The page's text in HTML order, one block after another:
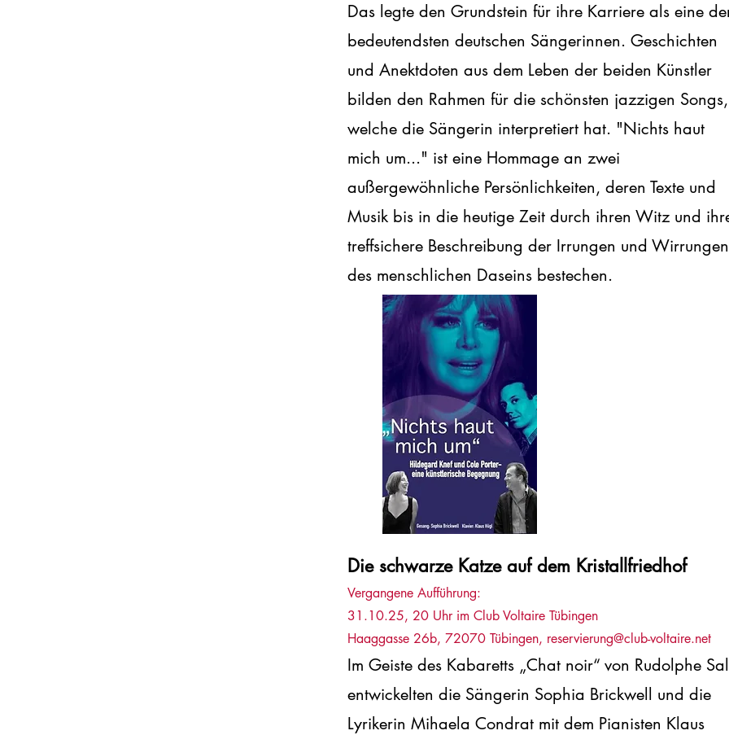
Das legte den Grundstein für ihre Karriere als eine
bedeutendsten deutschen Sängerinnen. Geschichten
und Anektdoten aus dem Leben der beiden Künstler
bilden den Rahmen für die schönsten jazzigen Songs,
welche die Sängerin interpretiert hat. "Nichts haut
mich um..." ist eine Hommage an zwei
außergewöhnliche Persönlichkeiten, deren Texte und
Musik bis in die heutige Zeit durch ihren Witz und
treffsichere Beschreibung der Irrungen und Wirrungen
des menschlichen Daseins bestechen.
Die schwarze Katze auf dem Kristallfriedhof
Vergangene Aufführung:
31.10.25, 20 Uhr im Club Voltaire Tübingen
Haaggasse 26b, 72070 Tübingen, reservierung@club-voltaire.net
Im Geiste des Kabaretts „Chat noir“ von Rudolphe
entwickelten die Sängerin Sophia Brickwell und die
Lyrikerin Mihaela Condrat mit dem Pianisten Klaus